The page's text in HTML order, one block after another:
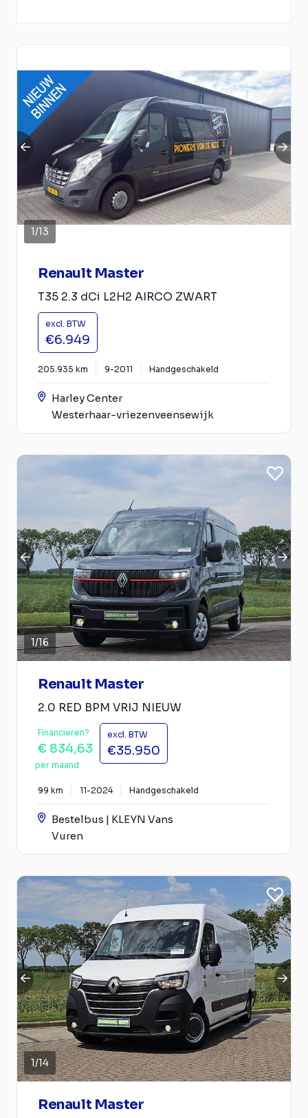
1/13
Renault Master
T35 2.3 dCi L2H2 AIRCO ZWART
excl. BTW
€6.949
205.935 km 9-2011 Handgeschakeld
Harley Center
Westerhaar-vriezenveensewijk
1/16
Renault Master
2.0 RED BPM VRIJ NIEUW
Financieren?
€ 834,63
per maand
excl. BTW
€35.950
99 km 11-2024 Handgeschakeld
Bestelbus | KLEYN Vans
Vuren
1/14
Renault Master